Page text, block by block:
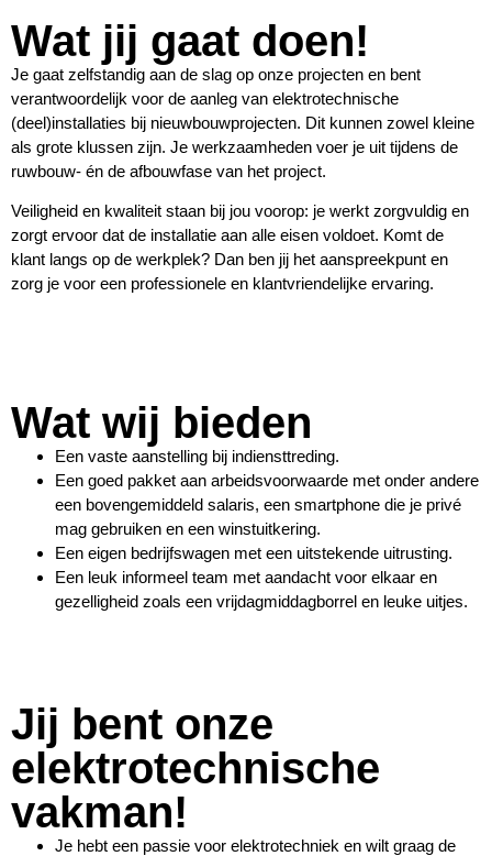
Wat jij gaat doen!
Je gaat zelfstandig aan de slag op onze projecten en bent
verantwoordelijk voor de aanleg van elektrotechnische
(deel)installaties bij nieuwbouwprojecten. Dit kunnen zowel kleine
als grote klussen zijn. Je werkzaamheden voer je uit tijdens de
ruwbouw- én de afbouwfase van het project.
Veiligheid en kwaliteit staan bij jou voorop: je werkt zorgvuldig en
zorgt ervoor dat de installatie aan alle eisen voldoet. Komt de
klant langs op de werkplek? Dan ben jij het aanspreekpunt en
zorg je voor een professionele en klantvriendelijke ervaring.
Wat wij bieden
Een vaste aanstelling bij indiensttreding.
Een goed pakket aan arbeidsvoorwaarde met onder andere
een bovengemiddeld salaris, een smartphone die je privé
mag gebruiken en een winstuitkering.
Een eigen bedrijfswagen met een uitstekende uitrusting.
Een leuk informeel team met aandacht voor elkaar en
gezelligheid zoals een vrijdagmiddagborrel en leuke uitjes.
Jij bent onze
elektrotechnische
vakman!
Je hebt een passie voor elektrotechniek en wilt graag de